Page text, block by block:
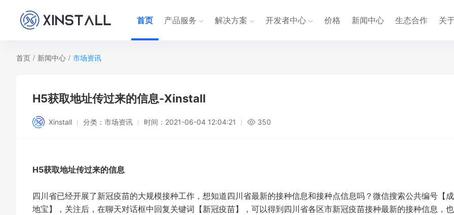
首页 产品服务 解决方案 开发者中心 价格 新闻中心 生态合作 关
首页 / 新闻中心 / 市场资讯
H5获取地址传过来的信息-Xinstall
Xinstall 分类： 市场资讯 时间： 2021-06-04 12:04:21 350
H5获取地址传过来的信息
四川省已经开展了新冠疫苗的大规模接种工作，想知道四川省最新的接种信息和接种点信息吗？微信搜索公共编号【
地宝】，关注后，在聊天对话框中回复关键词【新冠疫苗】，可以得到四川省各区市新冠疫苗接种最新的接种信息，